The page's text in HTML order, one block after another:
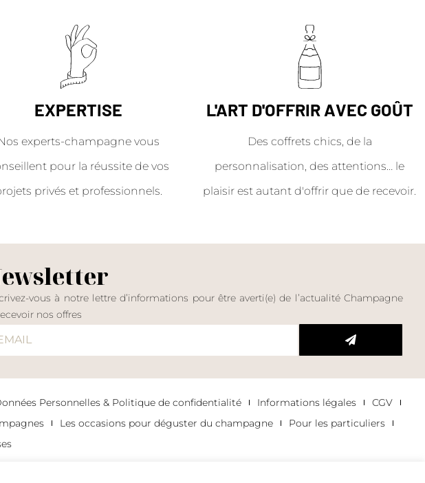
EXPERTISE
experts-champagne vous
pour la réussite de vos
privés et professionnels.
L'ART D'OFFRIR AVEC GOÛT
Des coffrets chics, de la
personnalisation, des attentions… le
plaisir est autant d'offrir que de recevoir.
vous à notre lettre d’informations pour être averti(e) de l’actualité Champagne
nos offres
Personnelles & Politique de confidentialité Informations légales
CGV
Les occasions pour déguster du champagne
Pour les particuliers